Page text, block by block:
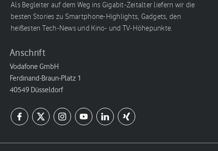
Als Begleiter auf dem Weg ins Gigabit-Zeitalter liefern wir die
besten Stories zu Smartphone-Highlights, Gadgets, den
heißesten Tech-News und Kino- und TV-Höhepunkte.
Anschrift
Vodafone GmbH
Ferdinand-Braun-Platz 1
40549 Düsseldorf